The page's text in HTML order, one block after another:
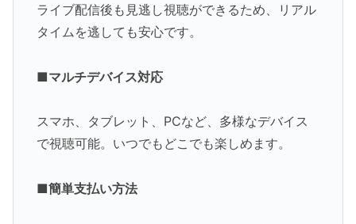
ライブ配信後も見逃し視聴ができるため、リアル
タイムを逃しても安心です。
■マルチデバイス対応
スマホ、タブレット、PCなど、多様なデバイス
で視聴可能。いつでもどこでも楽しめます。
■簡単支払い方法